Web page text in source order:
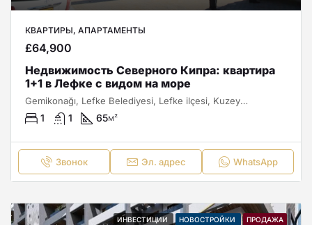
КВАРТИРЫ, АПАРТАМЕНТЫ
£64,900
Недвижимость Северного Кипра: квартира
1+1 в Лефке с видом на море
Gemikonağı, Lefke Belediyesi, Lefke ilçesi, Kuzey Kıbrıs, Κύπρος - Kıbrıs
1 1 65м²
Звонок Эл. адрес WhatsApp
ИНВЕСТИЦИИ НОВОСТРОЙКИ ПРОДАЖА